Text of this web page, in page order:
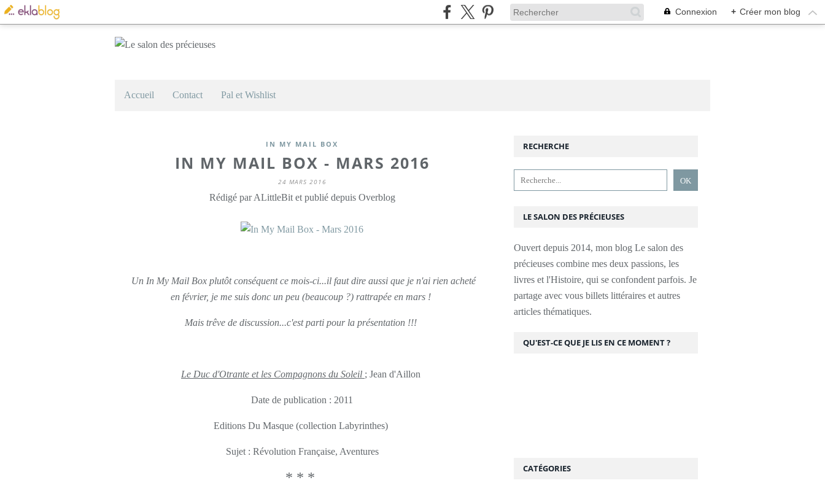
Connexion + Créer mon blog
Accueil Contact Pal et Wishlist
IN MY MAIL BOX
IN MY MAIL BOX - MARS 2016
24 MARS 2016
Rédigé par ALittleBit et publié depuis Overblog
Un In My Mail Box plutôt conséquent ce mois-ci...il faut dire aussi que je n'ai rien acheté
en février, je me suis donc un peu (beaucoup ?) rattrapée en mars !
Mais trêve de discussion...c'est parti pour la présentation !!!
Le Duc d'Otrante et les Compagnons du Soleil ; Jean d'Aillon
Date de publication : 2011
Editions Du Masque (collection Labyrinthes)
Sujet : Révolution Française, Aventures
* * *
RECHERCHE
LE SALON DES PRÉCIEUSES
Ouvert depuis 2014, mon blog Le salon des
précieuses combine mes deux passions, les
livres et l'Histoire, qui se confondent parfois. Je
partage avec vous billets littéraires et autres
articles thématiques.
CATÉGORIES
QU'EST-CE QUE JE LIS EN CE MOMENT ?